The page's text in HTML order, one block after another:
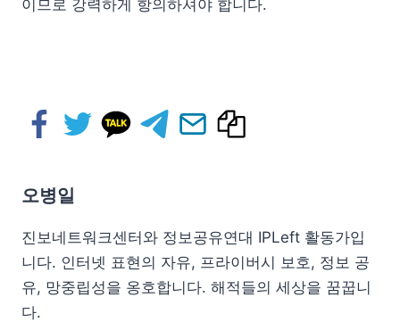
이므로 강력하게 항의하셔야 합니다.
오병일
진보네트워크센터와 정보공유연대 IPLeft 활동가입
니다. 인터넷 표현의 자유, 프라이버시 보호, 정보 공
유, 망중립성을 옹호합니다. 해적들의 세상을 꿈꿉니
다.